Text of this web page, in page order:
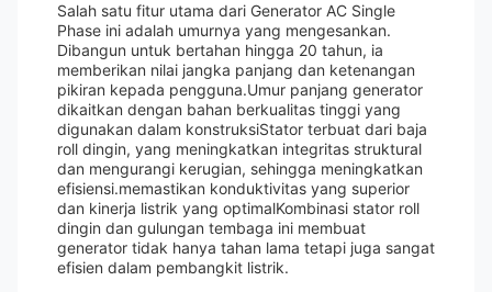
Salah satu fitur utama dari Generator AC Single
Phase ini adalah umurnya yang mengesankan.
Dibangun untuk bertahan hingga 20 tahun, ia
memberikan nilai jangka panjang dan ketenangan
pikiran kepada pengguna.Umur panjang generator
dikaitkan dengan bahan berkualitas tinggi yang
digunakan dalam konstruksiStator terbuat dari baja
roll dingin, yang meningkatkan integritas struktural
dan mengurangi kerugian, sehingga meningkatkan
efisiensi.memastikan konduktivitas yang superior
dan kinerja listrik yang optimalKombinasi stator roll
dingin dan gulungan tembaga ini membuat
generator tidak hanya tahan lama tetapi juga sangat
efisien dalam pembangkit listrik.